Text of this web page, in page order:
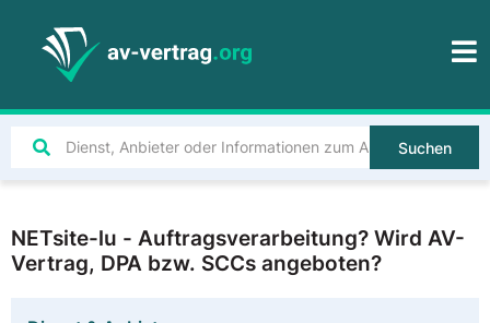
Suchen
NETsite-lu - Auftragsverarbeitung? Wird AV-
Vertrag, DPA bzw. SCCs angeboten?